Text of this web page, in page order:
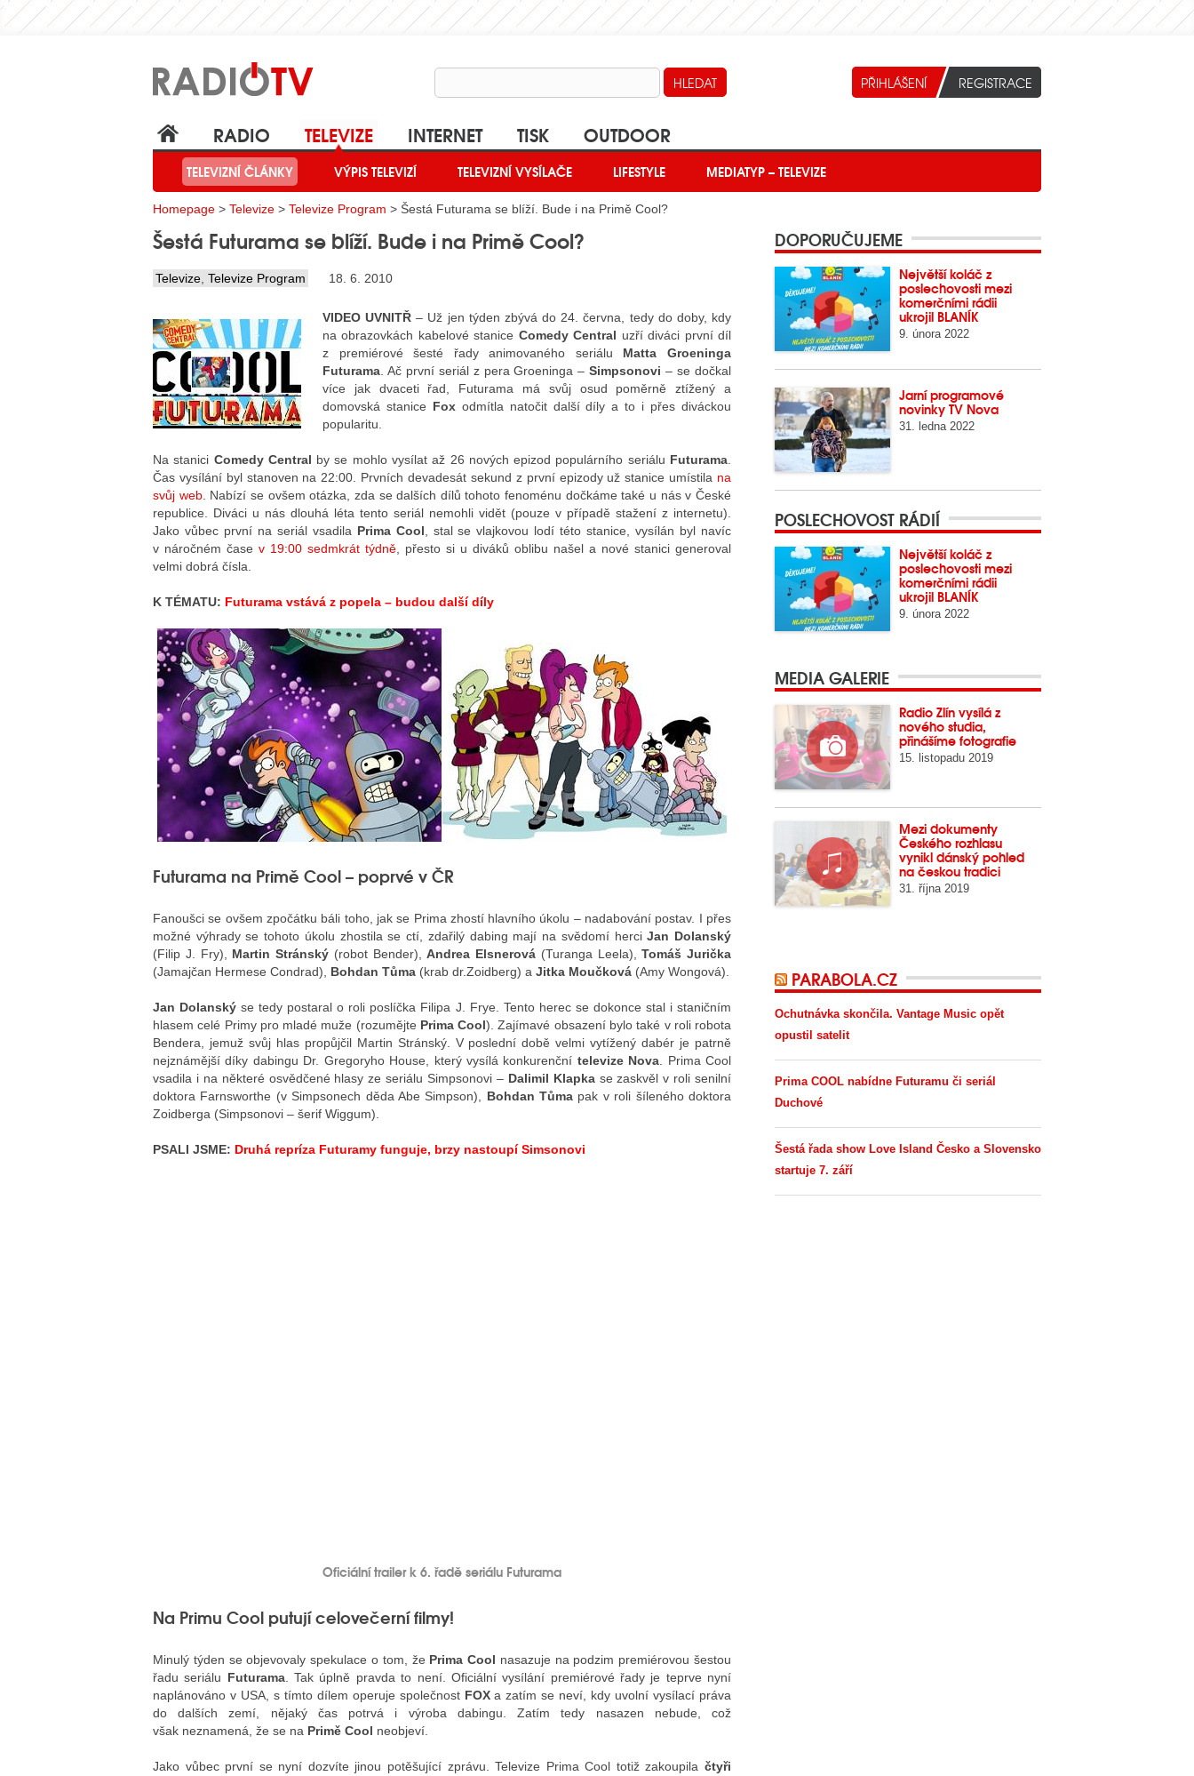
RADIO TELEVIZE
TELEVIZNÍ ČLÁNKY VÝPIS TELEVIZÍ TELEVIZNÍ VYSÍLAČE LIFESTYLE MEDIATYP – TELEVIZE
INTERNET TISK OUTDOOR
Homepage > Televize > Televize Program > Šestá Futurama se blíží. Bude i na Primě Cool?
Šestá Futurama se blíží. Bude i na Primě Cool?
Televize Televize Program 18. 6. 2010
VIDEO UVNITŘ – Už jen týden zbývá do 24. června, tedy do doby, kdy
na obrazovkách kabelové stanice Comedy Central uzří diváci první díl
z premiérové šesté řady animovaného seriálu Matta Groeninga
Futurama . Ač první seriál z pera Groeninga –Simpsonovi– se dočkal
více jak dvaceti řad, Futurama má svůj osud poměrně ztížený a
domovská stanice Foxodmítla natočit další díly a to i přes diváckou
popularitu.
Na stanici Comedy Central by se mohlo vysílat až 26 nových epizod populárního seriálu Futurama
Čas vysílání byl stanoven na 22:00. Prvních devadesát sekund z první epizody už stanice umístila na
svůj web. Nabízí se ovšem otázka, zda se dalších dílů tohoto fenoménu dočkáme také u nás v České
republice. Diváci u nás dlouhá léta tento seriál nemohli vidět (pouze v případě stažení z internetu).
Jako vůbec první na seriál vsadila Prima Cool , stal se vlajkovou lodí této stanice, vysílán byl navíc
v náročném časev 19:00 sedmkrát týdně , přesto si u diváků oblibu našel a nové stanici generoval
velmi dobrá čísla.
K TÉMATU: Futurama vstává z popela – budou další díly
Futurama na Primě Cool – poprvé v ČR
Fanoušci se ovšem zpočátku báli toho, jak se Prima zhostí hlavního úkolu – nadabování postav. I přes
možné výhrady se tohoto úkolu zhostila se ctí, zdařilý dabing mají na svědomí herciJan Dolanský
(Filip J. Fry), Martin Stránský (robot Bender),Andrea Elsnerová (Turanga Leela),Tomáš Jurička
(Jamajčan Hermese Condrad), Bohdan Tůma (krab dr.Zoidberg) a Jitka Moučková (Amy Wongová).
Jan Dolanský se tedy postaral o roli poslíčka Filipa J. Frye. Tento herec se dokonce stal i staničním
hlasem celé Primy pro mladé muže (rozumějte Prima Cool). Zajímavé obsazení bylo také v roli robota
Bendera, jemuž svůj hlas propůjčil Martin Stránský. V poslední době velmi vytížený dabér je patrně
nejznámější díky dabingu Dr. Gregoryho House, který vysílá konkurenční televize Nova . Prima Cool
vsadila i na některé osvědčené hlasy ze seriálu Simpsonovi – Dalimil Klapkase zaskvěl v roli senilní
doktora Farnsworthe (v Simpsonech děda Abe Simpson), Bohdan Tůma pak v roli šíleného doktora
Zoidberga (Simpsonovi – šerif Wiggum).
PSALI JSME: Druhá repríza Futuramy funguje, brzy nastoupí Simsonovi
Oficiální trailer k 6. řadě seriálu Futurama
Na Primu Cool putují celovečerní filmy!
Minulý týden se objevovaly spekulace o tom, že Prima Cool nasazuje na podzim premiérovou šestou
řadu seriálu Futurama. Tak úplně pravda to není. Oficiální vysílání premiérové řady je teprve nyní
naplánováno v USA, s tímto dílem operuje společnost FOXa zatím se neví, kdy uvolní vysílací práva
do dalších zemí, nějaký čas potrvá i výroba dabingu. Zatím tedy nasazen nebude, což
však neznamená, že se na Primě Cool neobjeví.
Jako vůbec první se nyní dozvíte jinou potěšující zprávu. Televize Prima Cool totiž zakoupilačtyři
DOPORUČUJEME
Největší koláč z
poslechovosti mezi
komerčními rádii
ukrojil BLANÍK
9. února 2022
Jarní programové
novinky TV Nova
31. ledna 2022
POSLECHOVOST RÁDIÍ
Největší koláč z
poslechovosti mezi
komerčními rádii
ukrojil BLANÍK
9. února 2022
MEDIA GALERIE
Radio Zlín vysílá z
nového studia,
přinášíme fotografie
15. listopadu 2019
Mezi dokumenty
Českého rozhlasu
vynikl dánský pohled
na českou tradici
31. října 2019
PARABOLA.CZ
Ochutnávka skončila. Vantage Music opět
opustil satelit
Prima COOL nabídne Futuramu či seriál
Duchové
Šestá řada show Love Island Česko a Slovensko
startuje 7. září